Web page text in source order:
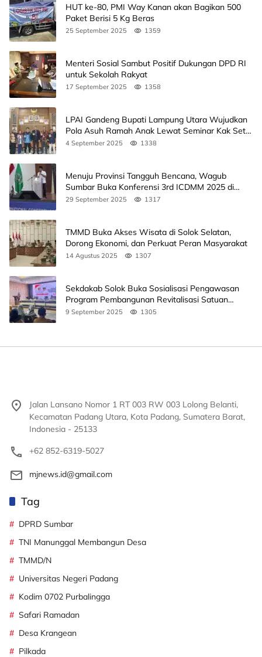
HUT ke-80, PMI Way Kanan akan Bagikan 500
Paket Berisi 5 Kg Beras
25 September 2025 1359
Menteri Sosial Sambut Positif Dukungan DPD RI
untuk Sekolah Rakyat
17 September 2025 1358
LPAI Gandeng Bupati Lampung Utara Wujudkan
Pola Asuh Ramah Anak Lewat Seminar Kak Seto,
Ini Jadwalnya
4 September 2025 1338
Menuju Provinsi Tangguh Bencana, Wagub
Sumbar Buka Konferensi 3rd ICDMM 2025 di
Unand
29 September 2025 1317
TMMD Buka Akses Wisata di Solok Selatan,
Dorong Ekonomi, dan Perkuat Peran Masyarakat
14 Agustus 2025 1307
Sekdakab Solok Buka Sosialisasi Pengawasan
Program Pembangunan Revitalisasi Satuan
Pendidikan
9 September 2025 1305
Jalan Lansano Nomor 1 RT 003 RW 003 Lolong Belanti,
Kecamatan Padang Utara, Kota Padang, Sumatera Barat,
Indonesia - 25133
+62 852-6319-5027
mjnews.id@gmail.com
Tag
DPRD Sumbar
TNI Manunggal Membangun Desa
TMMD/N
Universitas Negeri Padang
Kodim 0702 Purbalingga
Safari Ramadan
Desa Krangean
Pilkada